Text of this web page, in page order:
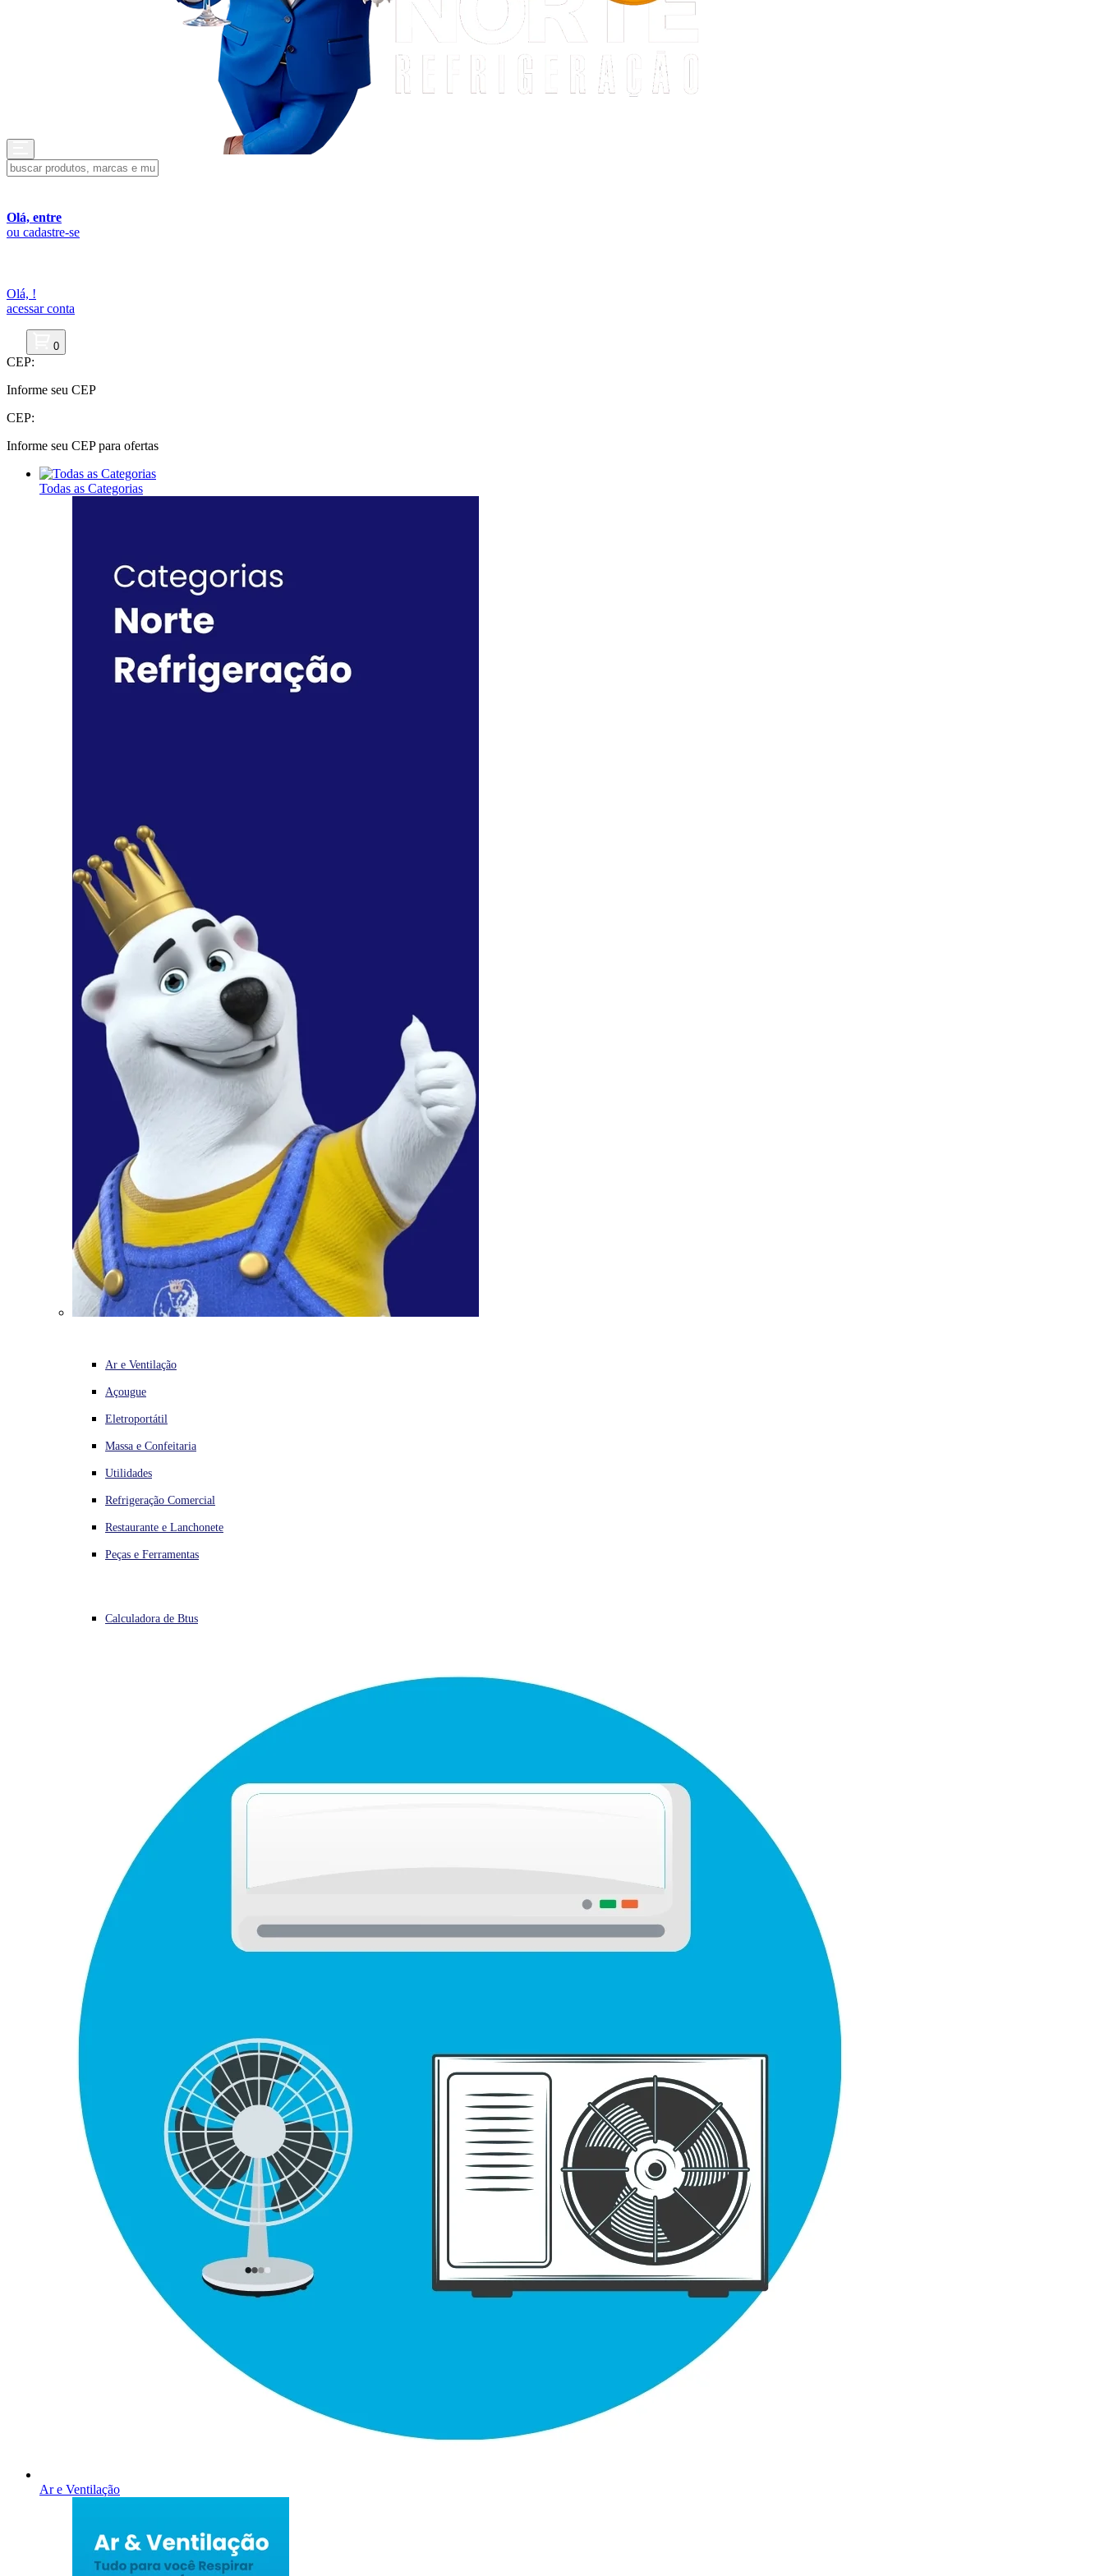
Olá, entre
ou cadastre-se
Olá, !
acessar conta
0
CEP:
Informe seu CEP
CEP:
Informe seu CEP para ofertas
Todas as Categorias
Ar e Ventilação
Açougue
Eletroportátil
Massa e Confeitaria
Utilidades
Refrigeração Comercial
Restaurante e Lanchonete
Peças e Ferramentas
Calculadora de Btus
Ar e Ventilação